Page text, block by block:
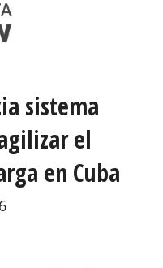
sistema
el
en Cuba